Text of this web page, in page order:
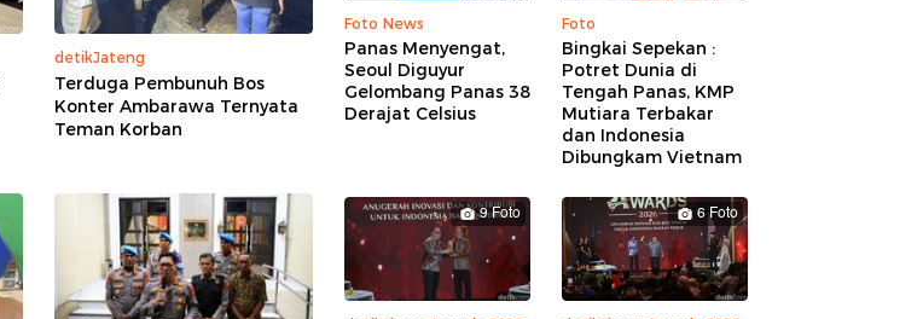
detikJateng
Terduga Pembunuh Bos
Konter Ambarawa Ternyata
Teman Korban
Foto News
Panas Menyengat,
Seoul Diguyur
Gelombang Panas 38
Derajat Celsius
Foto
Bingkai Sepekan :
Potret Dunia di
Tengah Panas, KMP
Mutiara Terbakar
dan Indonesia
Dibungkam Vietnam
9 Foto 6 Foto